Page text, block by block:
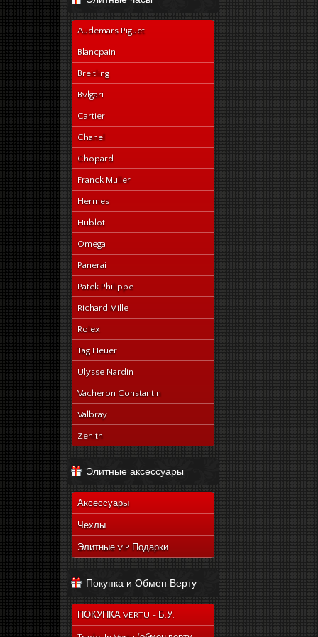
Audemars Piguet
Blancpain
Breitling
Bvlgari
Cartier
Chanel
Chopard
Franck Muller
Hermes
Hublot
Omega
Panerai
Patek Philippe
Richard Mille
Rolex
Tag Heuer
Ulysse Nardin
Vacheron Constantin
Valbray
Zenith
Элитные аксессуары
Аксессуары
Чехлы
Элитные VIP Подарки
Покупка и Обмен Верту
ПОКУПКА VERTU - Б.У.